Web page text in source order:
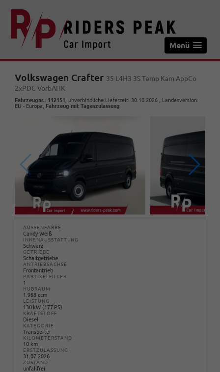
Menü
Volkswagen Crafter 35 L4H3 3S Temp Kam AppCo
2xPDC VorbAHK
Fahrzeugnr.: 112151 , unverbindliche Lieferzeit: 30.10.2026 , Landesversion:
EU - Europa, Fahrzeug mit Tageszulassung
AUSSENFARBE
Candy-Weiß
INNENAUSSTATTUNG
Schwarz
GETRIEBE
Schaltgetriebe
ANTRIEBSACHSE
Frontantrieb
PARTIKELFILTER
1
HUBRAUM
1.968 ccm
LEISTUNG
130 kW (177 PS)
KRAFTSTOFF
Diesel
KATEGORIE
Transporter
KILOMETERSTAND
10 km
ERSTZULASSUNG
31.07.2026
ZUSTAND
unfallfrei